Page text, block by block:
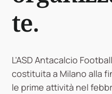
te.
L'ASD Antacalcio
costituita a Milano alla
le prime attività nel